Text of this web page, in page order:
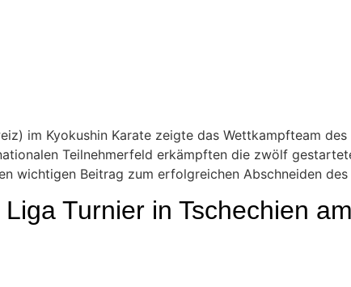
im Kyokushin Karate zeigte das Wettkampfteam
Teilnehmerfeld erkämpften die zwölf
wichtigen Beitrag zum erfolgreichen Abschneiden
Turnier in Tschechien